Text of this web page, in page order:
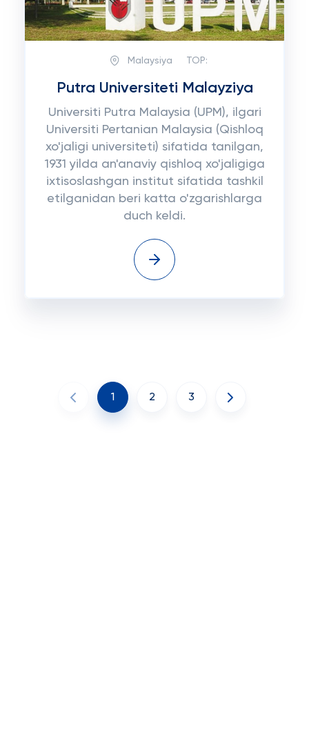
Malaysiya TOP:
Putra Universiteti Malayziya
Universiti Putra Malaysia (UPM), ilgari
Universiti Pertanian Malaysia (Qishloq
xo'jaligi universiteti) sifatida tanilgan,
1931 yilda an'anaviy qishloq xo'jaligiga
ixtisoslashgan institut sifatida tashkil
etilganidan beri katta o'zgarishlarga
duch keldi.
1 2 3